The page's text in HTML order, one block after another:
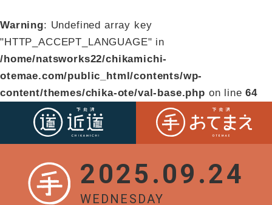
Warning: Undefined array key
"HTTP_ACCEPT_LANGUAGE" in
/home/natsworks22/chikamichi-
otemae.com/public_html/contents/wp-
content/themes/chika-ote/val-base.php on line64
2025.09.24
WEDNESDAY